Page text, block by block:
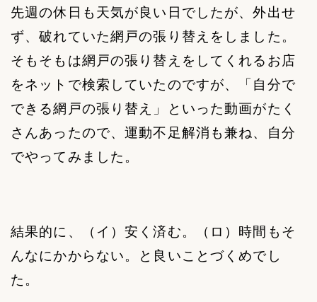
先週の休日も天気が良い日でしたが、外出せ
ず、破れていた網戸の張り替えをしました。
そもそもは網戸の張り替えをしてくれるお店
をネットで検索していたのですが、「自分で
できる網戸の張り替え」といった動画がたく
さんあったので、運動不足解消も兼ね、自分
でやってみました。
結果的に、（イ）安く済む。（ロ）時間もそ
んなにかからない。と良いことづくめでし
た。